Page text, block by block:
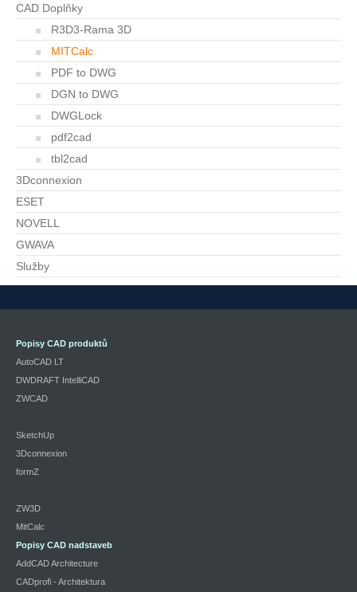
CAD Doplňky
R3D3-Rama 3D
MITCalc
PDF to DWG
DGN to DWG
DWGLock
pdf2cad
tbl2cad
3Dconnexion
ESET
NOVELL
GWAVA
Služby
Popisy CAD produktů
AutoCAD LT
DWDRAFT IntelliCAD
ZWCAD
SketchUp
3Dconnexion
formZ
ZW3D
MitCalc
Popisy CAD nadstaveb
AddCAD Architecture
CADprofi - Architektura